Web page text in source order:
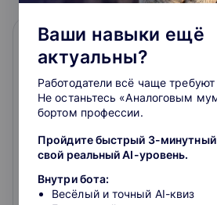
Интенсивная подготовка
стресса. 10 класс
Ваши навыки ещё
актуальны?
Работодатели всё чаще
Не останьтесь «Аналоговым
бортом профессии.
Пройдите быстрый 3-минутный
свой реальный AI-уровень.
Внутри бота:
Весёлый и точный AI-квиз